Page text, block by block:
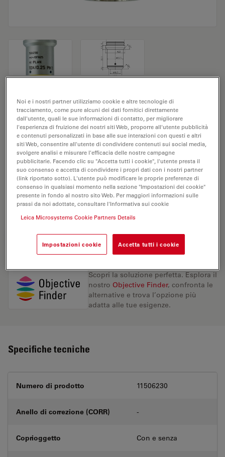
Obiettivo del microscopio HI PLAN
10x/0,25 PH 1
N. prodotto 11506230
L'obiettivo HI PLAN 10x/0,25 PH 1 ha un ingrandimento
di 10X e un'apertura numerica di 0,25mm. Adatto per
l'analisi dei campioni a secco, è provvisto di filettatura
M25, con una distanza di lavoro libera di 12 mm e un
FN pari a 20.
RICHIESTA DI PREVENTIVO
Scopri la soluzione perfetta. Esplora il
nostro Objective Finder, confronta le
alternative e trova l’opzione più
adatta alle tue esigenze.
Specifiche tecniche
Numero di prodotto 11506230
Anello di correzione (CORR) -
Coprioggetto Con e senza
Noi e i nostri partner utilizziamo cookie e altre tecnologie di
tracciamento, come pure alcuni dei dati fornitici direttamente
dall'utente, quali le sue informazioni di contatto, per migliorare
l'esperienza di fruizione dei nostri siti Web, proporre all'utente pubblicità
e contenuti personalizzati in base alle sue interazioni con questi e altri
siti Web, consentire all'utente di condividere contenuti sui social media,
svolgere analisi e misurare l'efficacia delle nostre campagne
pubblicitarie. Facendo clic su "Accetta tutti i cookie", l'utente presta il
suo consenso e accetta di condividere i propri dati con i nostri partner
(link riportato sotto). L'utente può modificare le proprie preferenze di
consenso in qualsiasi momento nella sezione "Impostazioni dei cookie"
presente in fondo al nostro sito Web. Per maggiori informazioni sulle
prassi da noi adottate, consultare l'Informativa sui cookie
Leica Microsystems Cookie Partners Details
Impostazioni cookie Accetta tutti i cookie